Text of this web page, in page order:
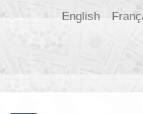
English